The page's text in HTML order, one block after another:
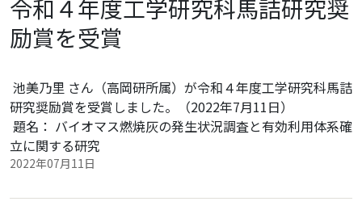
令和４年度工学研究科馬詰研究奨
励賞を受賞
池美乃里 さん （高岡研所属） が令和４年度工学研究科馬詰
研究奨励賞を受賞しました。（2022年7月11日）
題名： バイオマス燃焼灰の発生状況調査と有効利用体系確
立に関する研究
2022年07月11日